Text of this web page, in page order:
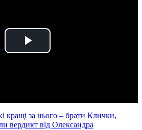
Play
кращі за нього – брати Клички,
вердикт від Олександра